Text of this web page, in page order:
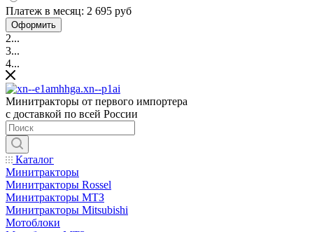
Платеж в месяц: 2 695 руб
Оформить
2...
3...
4...
Минитракторы от первого импортера
с доставкой по всей России
Каталог
Минитракторы
Минитракторы Rossel
Минитракторы МТЗ
Минитракторы Mitsubishi
Мотоблоки